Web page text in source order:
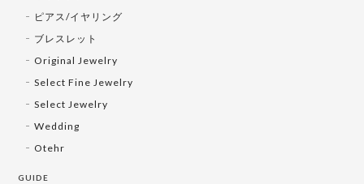
ピアス/イヤリング
ブレスレット
Original Jewelry
Select Fine Jewelry
Select Jewelry
Wedding
Otehr
GUIDE